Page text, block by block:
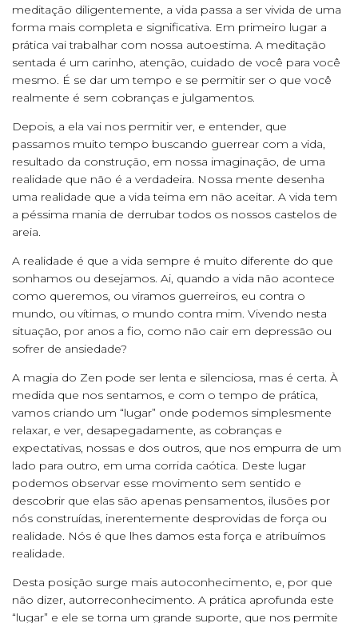
meditação diligentemente, a vida passa a ser vivida de uma
forma mais completa e significativa. Em primeiro lugar a
prática vai trabalhar com nossa autoestima. A meditação
sentada é um carinho, atenção, cuidado de você para você
mesmo. É se dar um tempo e se permitir ser o que você
realmente é sem cobranças e julgamentos.
Depois, a ela vai nos permitir ver, e entender, que
passamos muito tempo buscando guerrear com a vida,
resultado da construção, em nossa imaginação, de uma
realidade que não é a verdadeira. Nossa mente desenha
uma realidade que a vida teima em não aceitar. A vida tem
a péssima mania de derrubar todos os nossos castelos de
areia.
A realidade é que a vida sempre é muito diferente do que
sonhamos ou desejamos. Ai, quando a vida não acontece
como queremos, ou viramos guerreiros, eu contra o
mundo, ou vítimas, o mundo contra mim. Vivendo nesta
situação, por anos a fio, como não cair em depressão ou
sofrer de ansiedade?
A magia do Zen pode ser lenta e silenciosa, mas é certa. À
medida que nos sentamos, e com o tempo de prática,
vamos criando um “lugar” onde podemos simplesmente
relaxar, e ver, desapegadamente, as cobranças e
expectativas, nossas e dos outros, que nos empurra de um
lado para outro, em uma corrida caótica. Deste lugar
podemos observar esse movimento sem sentido e
descobrir que elas são apenas pensamentos, ilusões por
nós construídas, inerentemente desprovidas de força ou
realidade. Nós é que lhes damos esta força e atribuímos
realidade.
Desta posição surge mais autoconhecimento, e, por que
não dizer, autorreconhecimento. A prática aprofunda este
“lugar” e ele se torna um grande suporte, que nos permite